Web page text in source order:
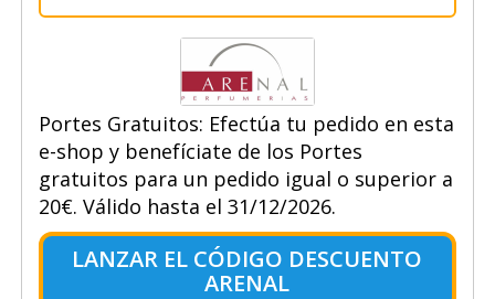
Portes Gratuitos: Efectúa tu pedido en esta
e-shop y benefíciate de los Portes
gratuitos para un pedido igual o superior a
20€. Válido hasta el 31/12/2026.
LANZAR EL CÓDIGO DESCUENTO
ARENAL